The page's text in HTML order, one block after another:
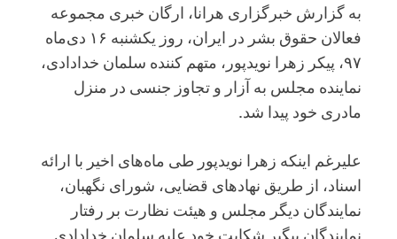
به گزارش خبرگزاری هرانا، ارگان خبری مجموعه
فعالان حقوق بشر در ایران، روز یکشنبه ۱۶ دی‌ماه
۹۷، پیکر زهرا نویدپور، متهم کننده سلمان خدادادی،
نماینده مجلس به آزار و تجاوز جنسی در منزل
مادری خود پیدا شد.
علیرغم اینکه زهرا نویدپور طی ماه‌های اخیر با ارائه
اسناد، از طریق نهادهای قضایی، شورای نگهبان،
نمایندگان دیگر مجلس و هیئت نظارت بر رفتار
نمایندگان پیگیر شکایت خود علیه سلمان خدادادی